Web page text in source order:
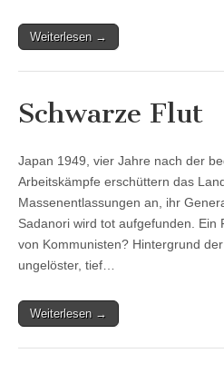
Weiterlesen →
Schwarze Flut
Japan 1949, vier Jahre nach der
Arbeitskämpfe erschüttern das
Massenentlassungen an, ihr
Sadanori wird tot aufgefunden. Ein
von Kommunisten? Hintergrund
ungelöster, tief…
Weiterlesen →